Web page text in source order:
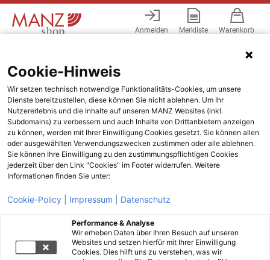
Anmelden Merkliste Warenkorb
Cookie-Hinweis
Wir setzen technisch notwendige Funktionalitäts-Cookies, um unsere
Dienste bereitzustellen, diese können Sie nicht ablehnen. Um Ihr
Nutzererlebnis und die Inhalte auf unseren MANZ Websites (inkl.
Subdomains) zu verbessern und auch Inhalte von Drittanbietern anzeigen
zu können, werden mit Ihrer Einwilligung Cookies gesetzt. Sie können allen
oder ausgewählten Verwendungszwecken zustimmen oder alle ablehnen.
Sie können Ihre Einwilligung zu den zustimmungspflichtigen Cookies
jederzeit über den Link "Cookies" im Footer widerrufen. Weitere
Informationen finden Sie unter:
Cookie-Policy | Impressum | Datenschutz
Performance & Analyse
Wir erheben Daten über Ihren Besuch auf unseren
Websites und setzen hierfür mit Ihrer Einwilligung
Cookies. Dies hilft uns zu verstehen, was wir